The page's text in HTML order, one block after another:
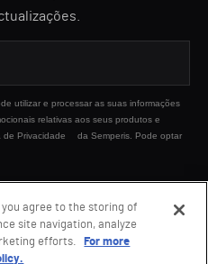
utilizar e processar as suas informações
relativas aos seus produtos e
de Privacidade
da Semperis. Pode optar
you agree to the storing of
site navigation, analyze
efforts.
For more